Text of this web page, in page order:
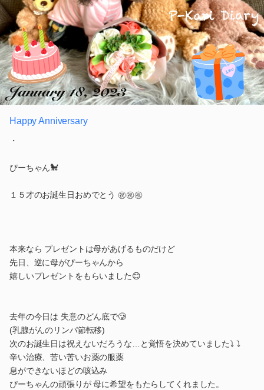
Happy Anniversary
・
ぴーちゃん🐩
１５才のお誕生日おめでとう ㊗️㊗️㊗️
本来なら プレゼントは母があげるものだけど
先日、逆に母がぴーちゃんから
嬉しいプレゼントをもらいました😊
去年の今日は 失意のどん底で🥲
(乳腺がんのリンパ節転移)
次のお誕生日は祝えないだろうな…と覚悟を決めていました⤵︎ ⤵︎
辛い治療、苦い苦いお薬の服薬
息ができないほどの咳込み
ぴーちゃんの頑張りが 母に希望をもたらしてくれました。